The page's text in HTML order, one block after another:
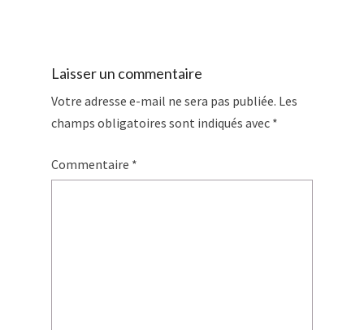
Laisser un commentaire
Votre adresse e-mail ne sera pas publiée. Les
champs obligatoires sont indiqués avec *
Commentaire *